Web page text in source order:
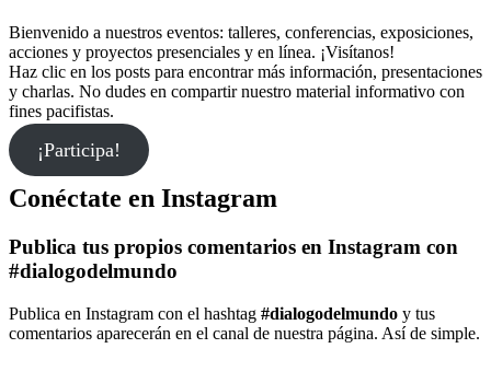
Bienvenido a nuestros eventos: talleres, conferencias, exposiciones,
acciones y proyectos presenciales y en línea. ¡Visítanos!
Haz clic en los posts para encontrar más información, presentaciones
y charlas. No dudes en compartir nuestro material informativo con
fines pacifistas.
¡Participa!
Conéctate en Instagram
Publica tus propios comentarios en Instagram con
#dialogodelmundo
Publica en Instagram con el hashtag #dialogodelmundo y tus
comentarios aparecerán en el canal de nuestra página. Así de simple.